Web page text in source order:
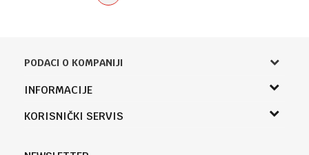
PODACI O KOMPANIJI
Knjižara Kultura
Knjaza Miloša 3A
INFORMACIJE
O nama
KORISNIČKI SERVIS